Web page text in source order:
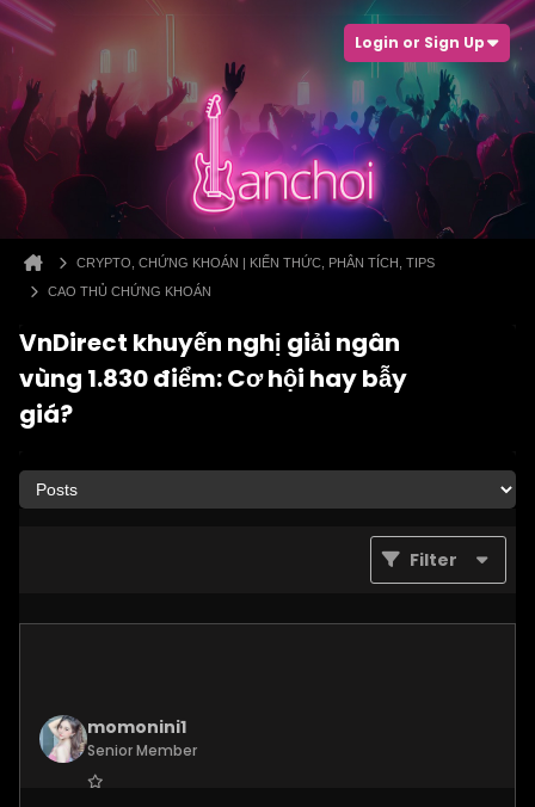
Login or Sign Up
CRYPTO, CHỨNG KHOÁN | KIẾN THỨC, PHÂN TÍCH, TIPS
CAO THỦ CHỨNG KHOÁN
VnDirect khuyến nghị giải ngân
vùng 1.830 điểm: Cơ hội hay bẫy
giá?
Filter
momonini1
Senior Member